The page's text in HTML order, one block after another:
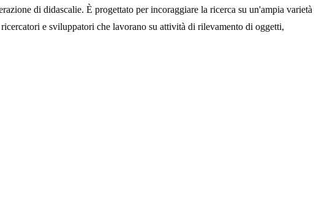
di didascalie. È progettato per incoraggiare la ricerca su un'ampia varietà
ricercatori e sviluppatori che lavorano su attività di rilevamento di oggetti,